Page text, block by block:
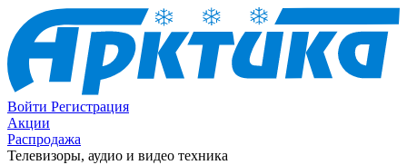
Войти Регистрация
Акции
Распродажа
Телевизоры, аудио и видео техника